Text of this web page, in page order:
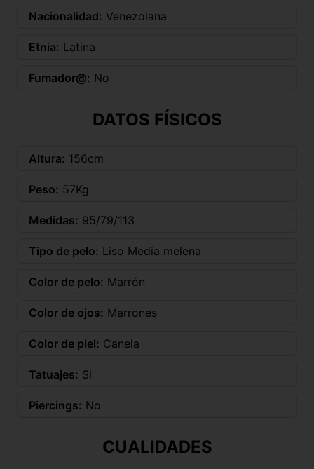
Nacionalidad: Venezolana
Etnia: Latina
Fumador@: No
DATOS FÍSICOS
Altura: 156cm
Peso: 57Kg
Medidas: 95/79/113
Tipo de pelo: Liso Media melena
Color de pelo: Marrón
Color de ojos: Marrones
Color de piel: Canela
Tatuajes: Si
Piercings: No
CUALIDADES